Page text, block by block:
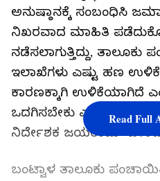
ಅನುಷ್ಠಾನಕ್ಕೆ ಸಂಬಂಧಿಸಿ
ನಿಖರವಾದ ಮಾಹಿತಿ
ನಡೆಸಲಾಗುತ್ತಿದ್ದು,
ಇಲಾಖೆಗಳು ಎಷ್ಟು ಹಣ
ಕಾರಣಕ್ಕಾಗಿ ಉಳಿಕೆಯಾಗಿದೆ
ಒದಗಿಸಬೇಕು ಎಂದು
ನಿರ್ದೇಶಕ ಜಯರಾಮ್
ಬಂಟ್ವಾಳ ತಾಲೂಕು
Read Full